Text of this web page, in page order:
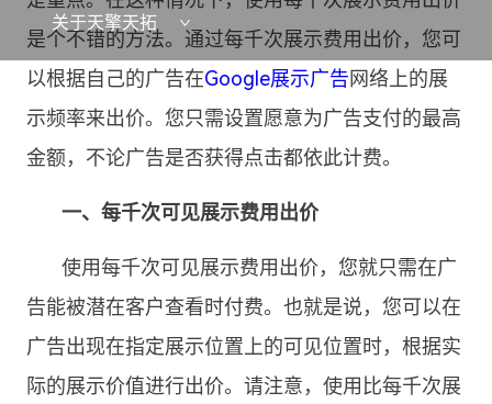
关于天擎天拓
是个不错的方法。通过每千次展示费用出价，您可
以根据自己的广告在Google展示广告网络上的展
示频率来出价。您只需设置愿意为广告支付的最高
金额，不论广告是否获得点击都依此计费。
一、每千次可见展示费用出价
使用每千次可见展示费用出价，您就只需在广
告能被潜在客户查看时付费。也就是说，您可以在
广告出现在指定展示位置上的可见位置时，根据实
际的展示价值进行出价。请注意，使用比每千次展